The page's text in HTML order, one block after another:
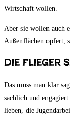
Wirtschaft wollen.
Aber sie wollen auch
Außenflächen opfert,
Die Flieger
Das muss man klar
sachlich und
lieben, die